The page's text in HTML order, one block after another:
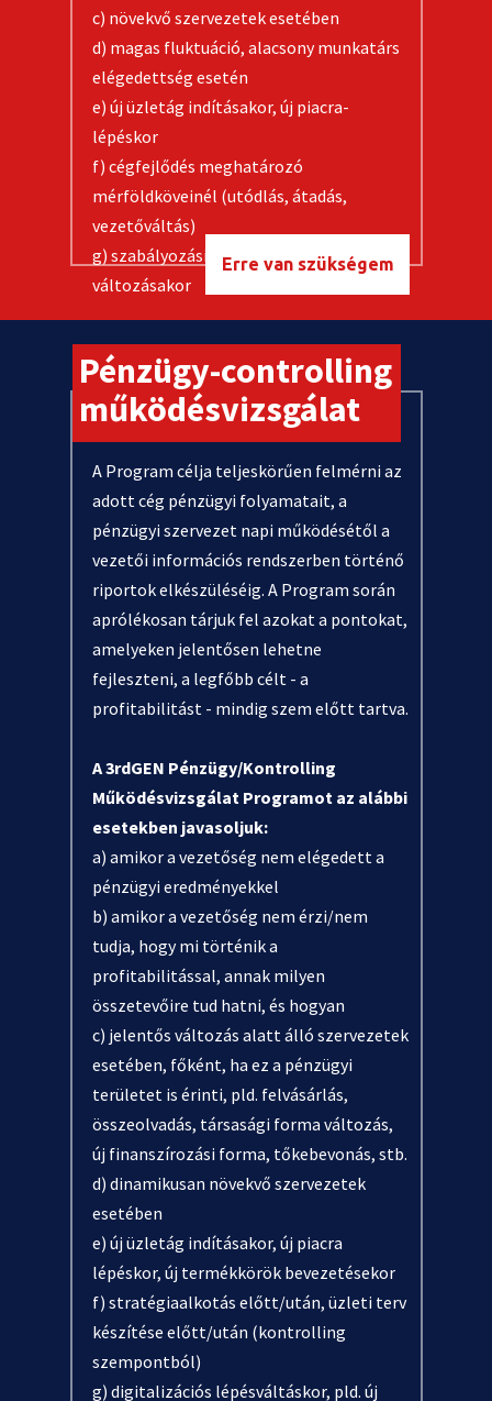
c) növekvő szervezetek esetében
d) magas fluktuáció, alacsony munkatárs
elégedettség esetén
e) új üzletág indításakor, új piacra-
lépéskor
f) cégfejlődés meghatározó
mérföldköveinél (utódlás, átadás,
vezetőváltás)
g) szabályozási környezet jelentős
változásakor
Erre van szükségem
Pénzügy-controlling
működésvizsgálat
A Program célja teljeskörűen felmérni az
adott cég pénzügyi folyamatait, a
pénzügyi szervezet napi működésétől a
vezetői információs rendszerben történő
riportok elkészüléséig. A Program során
aprólékosan tárjuk fel azokat a pontokat,
amelyeken jelentősen lehetne
fejleszteni, a legfőbb célt - a
profitabilitást - mindig szem előtt tartva.
A 3rdGEN Pénzügy/Kontrolling
Működésvizsgálat Programot az alábbi
esetekben javasoljuk:
a) amikor a vezetőség nem elégedett a
pénzügyi eredményekkel
b) amikor a vezetőség nem érzi/nem
tudja, hogy mi történik a
profitabilitással, annak milyen
összetevőire tud hatni, és hogyan
c) jelentős változás alatt álló szervezetek
esetében, főként, ha ez a pénzügyi
területet is érinti, pld. felvásárlás,
összeolvadás, társasági forma változás,
új finanszírozási forma, tőkebevonás, stb.
d) dinamikusan növekvő szervezetek
esetében
e) új üzletág indításakor, új piacra
lépéskor, új termékkörök bevezetésekor
f) stratégiaalkotás előtt/után, üzleti terv
készítése előtt/után (kontrolling
szempontból)
g) digitalizációs lépésváltáskor, pld. új